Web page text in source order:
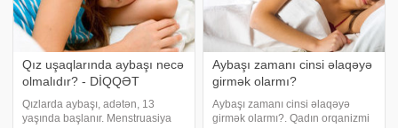
Qız uşaqlarında aybaşı necə
olmalıdır? - DİQQƏT
Qızlarda aybaşı, adətən, 13
yaşında başlanır. Menstruasiya
Aybaşı zamanı cinsi əlaqəyə
girmək olarmı?
Aybaşı zamanı cinsi əlaqəyə
girmək olarmı?. Qadın orqanizmi